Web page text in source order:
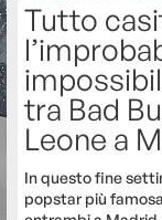
Tutto
tra Bad
Leone a
In questo fine
popstar più